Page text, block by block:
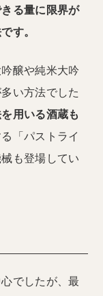
る量に限界が
す。
醸や純米大吟
い方法でした
用いる酒蔵も
「パストライ
も登場してい
でしたが、最